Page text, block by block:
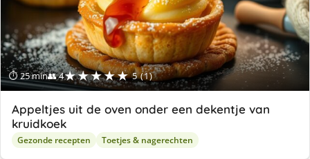
⏱ 25 min👥 4★★★★★ 5 (1)
Appeltjes uit de oven onder een dekentje van
kruidkoek
Gezonde recepten Toetjes & nagerechten